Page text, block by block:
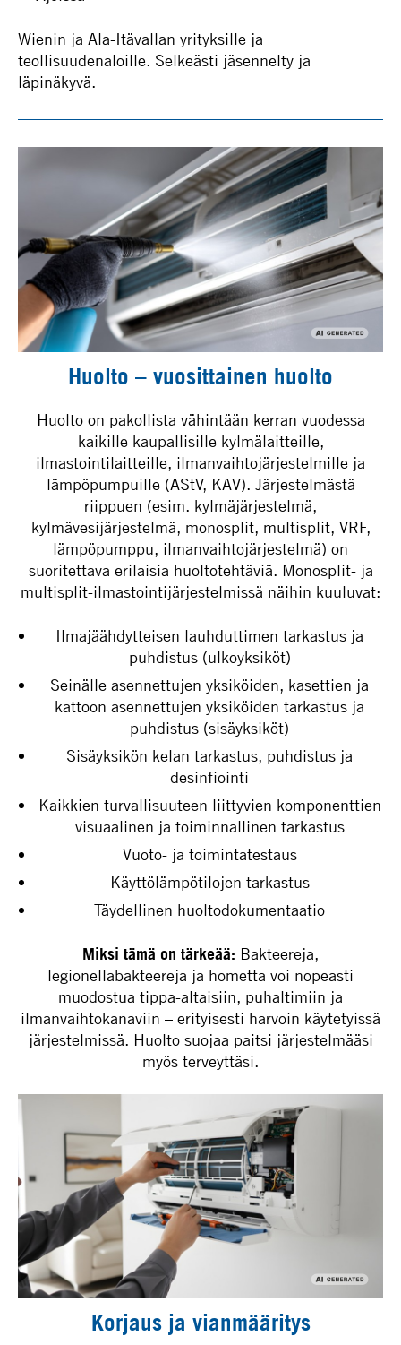
Wienin ja Ala-Itävallan yrityksille ja
teollisuudenaloille. Selkeästi jäsennelty ja
läpinäkyvä.
Huolto – vuosittainen huolto
Huolto on pakollista vähintään kerran vuodessa
kaikille kaupallisille kylmälaitteille,
ilmastointilaitteille, ilmanvaihtojärjestelmille ja
lämpöpumpuille (AStV, KAV). Järjestelmästä
riippuen (esim. kylmäjärjestelmä,
kylmävesijärjestelmä, monosplit, multisplit, VRF,
lämpöpumppu, ilmanvaihtojärjestelmä) on
suoritettava erilaisia ​​huoltotehtäviä. Monosplit- ja
multisplit-ilmastointijärjestelmissä näihin kuuluvat:
Ilmajäähdytteisen lauhduttimen tarkastus ja
puhdistus (ulkoyksiköt)
Seinälle asennettujen yksiköiden, kasettien ja
kattoon asennettujen yksiköiden tarkastus ja
puhdistus (sisäyksiköt)
Sisäyksikön kelan tarkastus, puhdistus ja
desinfiointi
Kaikkien turvallisuuteen liittyvien komponenttien
visuaalinen ja toiminnallinen tarkastus
Vuoto- ja toimintatestaus
Käyttölämpötilojen tarkastus
Täydellinen huoltodokumentaatio
Miksi tämä on tärkeää: Bakteereja,
legionellabakteereja ja hometta voi nopeasti
muodostua tippa-altaisiin, puhaltimiin ja
ilmanvaihtokanaviin – erityisesti harvoin käytetyissä
järjestelmissä. Huolto suojaa paitsi järjestelmääsi
myös terveyttäsi.
Korjaus ja vianmääritys